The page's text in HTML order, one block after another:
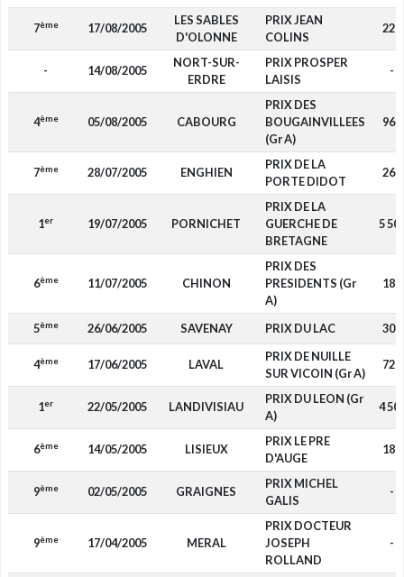
7ème 17/08/2005
LES SABLES
D'OLONNE
PRIX JEAN
COLINS
220
- 14/08/2005
NORT-SUR-
ERDRE
PRIX PROSPER
LAISIS
-
4ème 05/08/2005 CABOURG
PRIX DES
BOUGAINVILLEES
(Gr A)
960
7ème 28/07/2005 ENGHIEN
PRIX DE LA
PORTE DIDOT
260
1er 19/07/2005 PORNICHET
PRIX DE LA
GUERCHE DE
BRETAGNE
5
6ème 11/07/2005 CHINON
PRIX DES
PRESIDENTS (Gr
A)
180
5ème 26/06/2005 SAVENAY PRIX DU LAC 300
4ème 17/06/2005 LAVAL
PRIX DE NUILLE
SUR VICOIN (Gr A)
720
1er 22/05/2005 LANDIVISIAU
PRIX DU LEON (Gr
A)
4
6ème 14/05/2005 LISIEUX
PRIX LE PRE
D'AUGE
180
9ème 02/05/2005 GRAIGNES
PRIX MICHEL
GALIS
-
9ème 17/04/2005 MERAL
PRIX DOCTEUR
JOSEPH
ROLLAND
-